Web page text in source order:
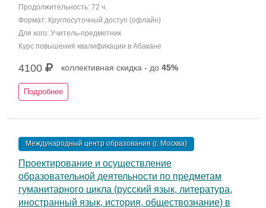
Продолжительность: 72 ч.
Формат: Круглосуточный доступ (офлайн)
Для кого: Учитель-предметник
Курс повышения квалификации в Абакане
4100 коллективная скидка - до 45%
Подробнее
Международный центр образования (г. Москва)
Проектирование и осуществление
образовательной деятельности по предметам
гуманитарного цикла (русский язык, литература,
иностранный язык, история, обществознание) в